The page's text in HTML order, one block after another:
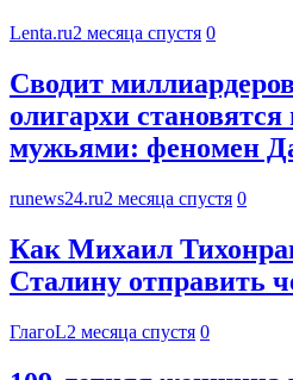
Lenta.ru2 месяца спустя 0
Сводит
олигархи
мужьями: феномен
runews24.ru2 месяца спустя 0
Как Михаил
Сталину отправить
ГлагоL2 месяца спустя 0